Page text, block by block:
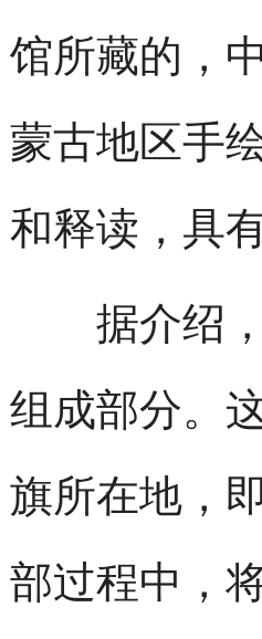
馆所藏的，
蒙古地区手
和释读，具
据介绍，
组成部分。
旗所在地，
部过程中，